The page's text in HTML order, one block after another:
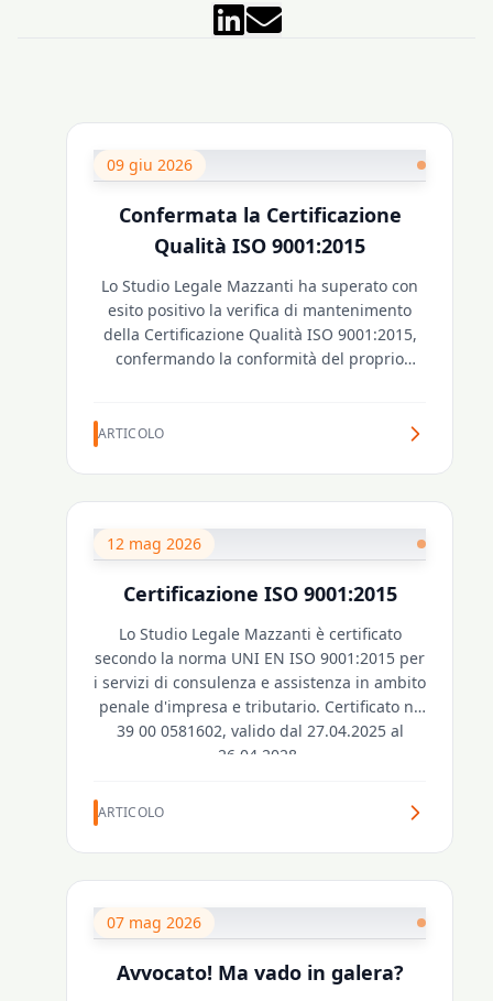
09 giu 2026
Confermata la Certificazione
Qualità ISO 9001:2015
Lo Studio Legale Mazzanti ha superato con
esito positivo la verifica di mantenimento
della Certificazione Qualità ISO 9001:2015,
confermando la conformità del proprio
ARTICOLO
12 mag 2026
Certificazione ISO 9001:2015
Lo Studio Legale Mazzanti è certificato
secondo la norma UNI EN ISO 9001:2015 per
i servizi di consulenza e assistenza in ambito
penale d'impresa e tributario. Certificato n°
39 00 0581602, valido dal 27.04.2025 al
26.04.2028.
ARTICOLO
07 mag 2026
Avvocato! Ma vado in galera?